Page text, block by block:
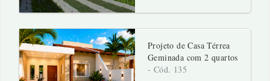
Projeto de Casa Térrea
Geminada com 2 quartos
- Cód. 135